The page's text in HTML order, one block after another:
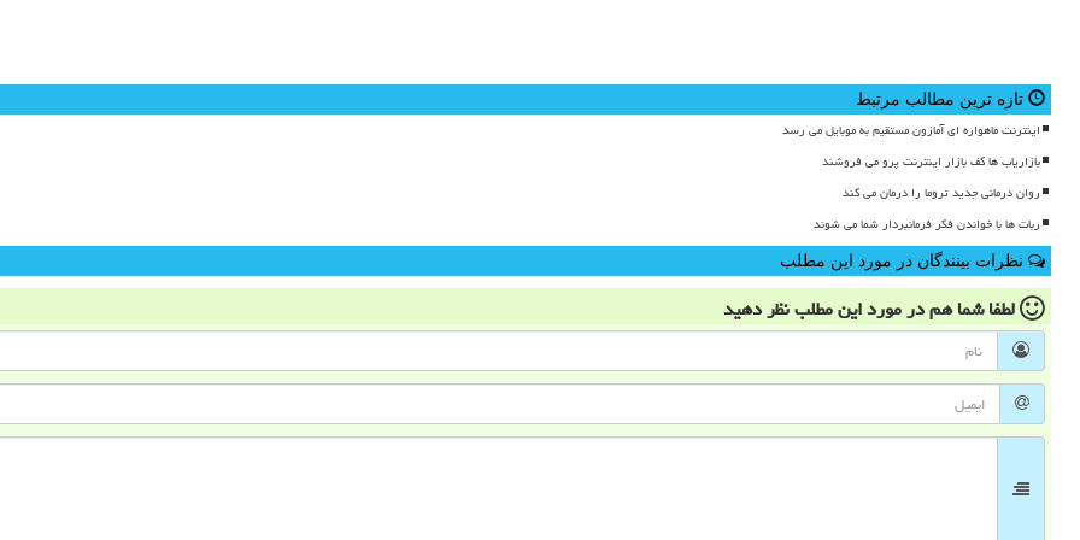
تازه ترین مطالب مرتبط
اینترنت ماهواره ای آمازون مستقیم به موبایل می رسد
بازاریاب ها کف بازار اینترنت پرو می فروشند
روان درمانی جدید تروما را درمان می کند
ربات ها با خواندن فکر فرمانبردار شما می شوند
نظرات بینندگان در مورد این مطلب
لطفا شما همدر مورد این مطلبنظر دهید